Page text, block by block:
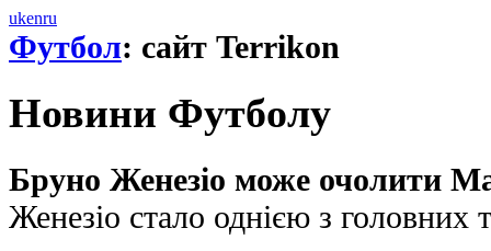
ukenru
Футбол: сайт Terrikon
Новини Футболу
Бруно Женезіо може очолити
Женезіо стало однією з головних